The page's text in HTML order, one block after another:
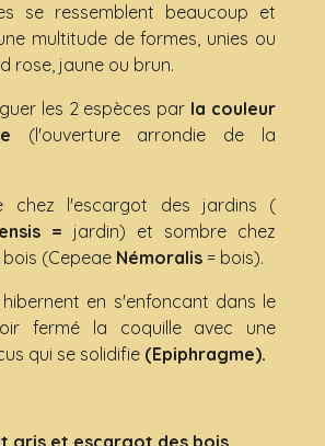
se ressemblent beaucoup et
multitude de formes, unies ou
rose, jaune ou brun.
les 2 espèces par la couleur
(l'ouverture arrondie de la
chez l'escargot des jardins (
= jardin) et sombre chez
(CepeaeNémoralis= bois).
en s'enfoncant dans le
fermé la coquille avec une
qui se solidifie (Epiphragme).